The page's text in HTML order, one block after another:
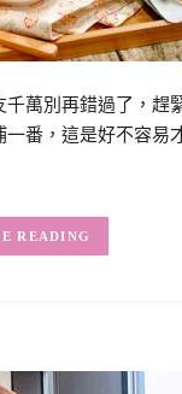
萬別再錯過了，趕
番，這是好不容易
READING